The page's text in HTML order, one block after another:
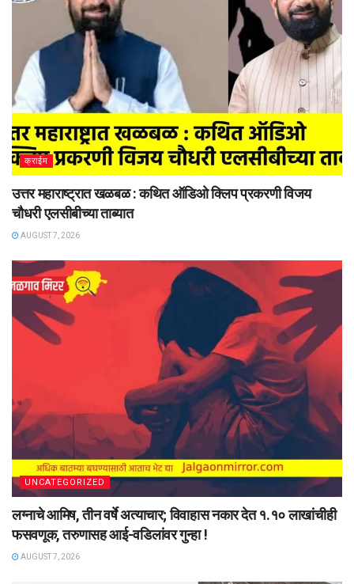
क्राईम
उत्तर महाराष्ट्रात खळबळ : कथित ऑडिओ क्लिप प्रकरणी विजय
चौधरी एलसीबीच्या ताब्यात
AUGUST 7, 2026
UNCATEGORIZED
लग्नाचे आमिष, तीन वर्षे अत्याचार; विवाहास नकार देत १.१० लाखांचीही
फसवणूक, तरुणासह आई-वडिलांवर गुन्हा !
AUGUST 7, 2026